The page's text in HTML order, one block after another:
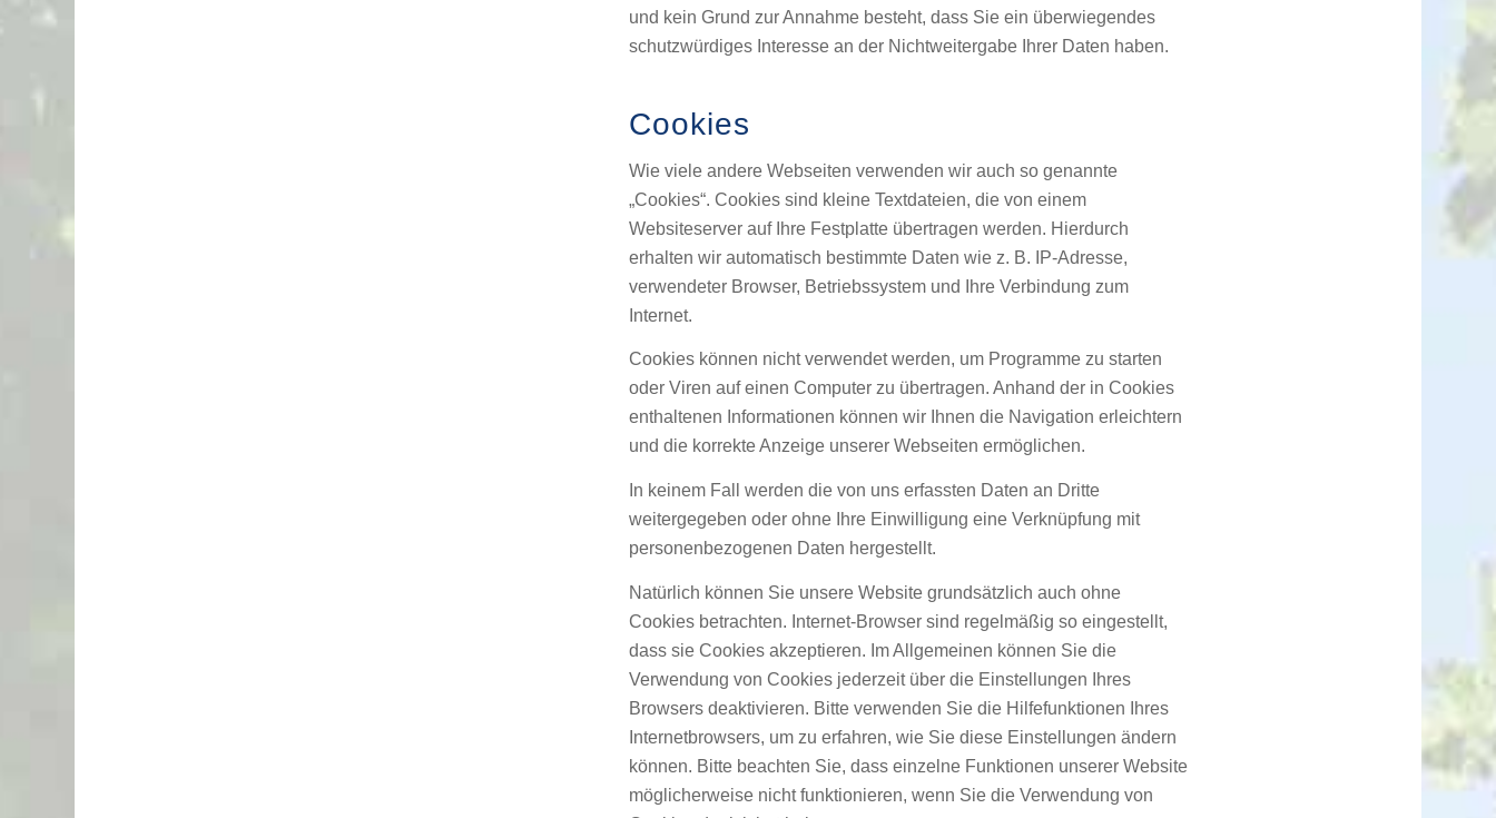
und kein Grund zur Annahme besteht, dass Sie ein überwiegendes
schutzwürdiges Interesse an der Nichtweitergabe Ihrer Daten haben.
Cookies
Wie viele andere Webseiten verwenden wir auch so genannte
„Cookies“. Cookies sind kleine Textdateien, die von einem
Websiteserver auf Ihre Festplatte übertragen werden. Hierdurch
erhalten wir automatisch bestimmte Daten wie z. B. IP-Adresse,
verwendeter Browser, Betriebssystem und Ihre Verbindung zum
Internet.
Cookies können nicht verwendet werden, um Programme zu starten
oder Viren auf einen Computer zu übertragen. Anhand der in Cookies
enthaltenen Informationen können wir Ihnen die Navigation erleichtern
und die korrekte Anzeige unserer Webseiten ermöglichen.
In keinem Fall werden die von uns erfassten Daten an Dritte
weitergegeben oder ohne Ihre Einwilligung eine Verknüpfung mit
personenbezogenen Daten hergestellt.
Natürlich können Sie unsere Website grundsätzlich auch ohne
Cookies betrachten. Internet-Browser sind regelmäßig so eingestellt,
dass sie Cookies akzeptieren. Im Allgemeinen können Sie die
Verwendung von Cookies jederzeit über die Einstellungen Ihres
Browsers deaktivieren. Bitte verwenden Sie die Hilfefunktionen Ihres
Internetbrowsers, um zu erfahren, wie Sie diese Einstellungen ändern
können. Bitte beachten Sie, dass einzelne Funktionen unserer Website
möglicherweise nicht funktionieren, wenn Sie die Verwendung von